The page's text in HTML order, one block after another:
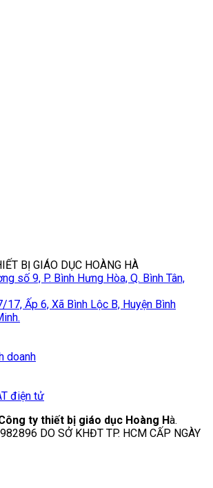
BỊ GIÁO DỤC HOÀNG HÀ
số 9, P. Bình Hưng Hòa, Q. Bình Tân,
Ấp 6, Xã Bình Lộc B, Huyện Bình
doanh
điện tử
ty thiết bị giáo dục Hoàng Hà.
DO SỞ KHĐT TP. HCM CẤP NGÀY